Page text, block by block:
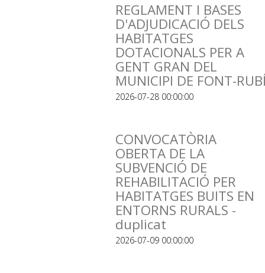
REGLAMENT I BASES
D'ADJUDICACIÓ DELS
HABITATGES
DOTACIONALS PER A
GENT GRAN DEL
MUNICIPI DE FONT-
2026-07-28 00:00:00
CONVOCATÒRIA
OBERTA DE LA
SUBVENCIÓ DE
REHABILITACIÓ PER
HABITATGES BUITS EN
ENTORNS RURALS -
duplicat
2026-07-09 00:00:00